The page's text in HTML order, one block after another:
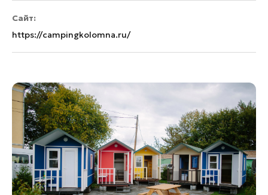
Сайт:
https://campingkolomna.ru/